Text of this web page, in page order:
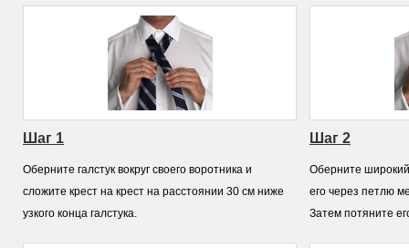
Шаг 1
Оберните галстук вокруг своего воротника и
сложите крест на крест на расстоянии 30 см ниже
узкого конца галстука.
Шаг 2
Оберните широкий
его через петлю
Затем потяните